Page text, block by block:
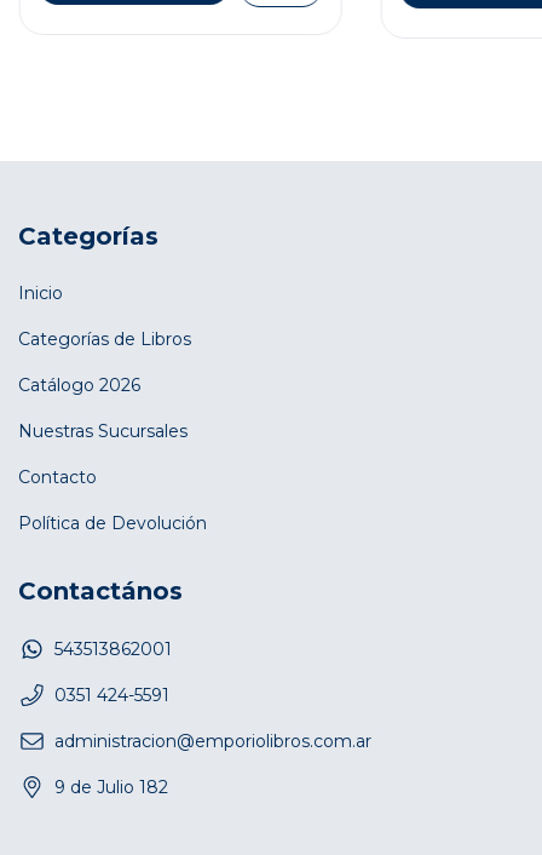
Categorías
Inicio
Categorías de Libros
Catálogo 2026
Nuestras Sucursales
Contacto
Política de Devolución
Contactános
543513862001
0351 424-5591
administracion@emporiolibros.com.ar
9 de Julio 182